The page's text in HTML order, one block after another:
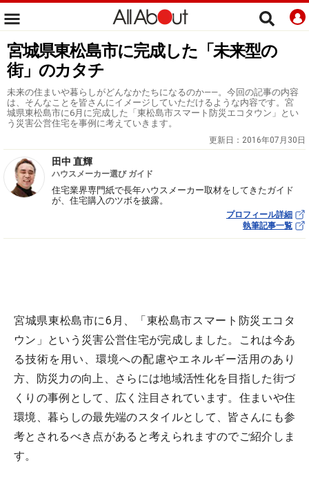
宮城県東松島市に完成した「未来型の
街」のカタチ
未来の住まいや暮らしがどんなかたちになるのか――。今回の記事の内容
は、そんなことを皆さんにイメージしていただけるような内容です。宮
城県東松島市に6月に完成した「東松島市スマート防災エコタウン」とい
う災害公営住宅を事例に考えていきます。
更新日： 2016年07月30日
田中 直輝
ハウスメーカー選び ガイド
住宅業界専門紙で長年ハウスメーカー取材をしてきたガイド
が、住宅購入のツボを披露。
プロフィール詳細
執筆記事一覧
宮城県東松島市に6月、「東松島市スマート防災エコタ
ウン」という災害公営住宅が完成しました。これは今あ
る技術を用い、環境への配慮やエネルギー活用のあり
方、防災力の向上、さらには地域活性化を目指した街づ
くりの事例として、広く注目されています。住まいや住
環境、暮らしの最先端のスタイルとして、皆さんにも参
考とされるべき点があると考えられますのでご紹介しま
す。